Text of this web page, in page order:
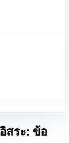
ระ: ข้อ